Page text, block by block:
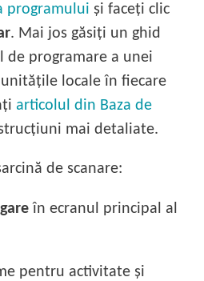
programului și faceți clic
. Mai jos găsiți un ghid
de programare a unei
unitățile locale în fiecare
articolul din Baza de
mai detaliate.
de scanare:
în ecranul principal al
pentru activitate și